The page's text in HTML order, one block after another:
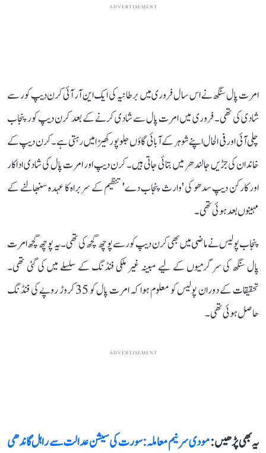
ADVERTISEMENT
امرت پال سنگھ نے اس سال فروری میں برطانیہ کی ایک این آر آئی کرن دیپ کور سے
شادی کی تھی۔ فروری میں امرت پال سے شادی کرنے کے بعد کرن دیپ کور پنجاب
چلی آئی اور فی الحال اپنے شوہر کے آبائی گاؤں جلو پور کھیڑا میں رہتی ہے۔ کرن دیپ کے
خاندان کی جڑیں جالندھر میں بتائی جاتی ہیں۔ کرن دیپ اور امرت پال کی شادی اداکار
اور کارکن دیپ سدھو کی 'وارث پنجاب دے' تنظیم کے سربراہ کا عہدہ سنبھالنے کے
مہینوں بعد ہوئی تھی۔
پنجاب پولیس نے ماضی میں بھی کرن دیپ کور سے پوچھ گچھ کی تھی۔ یہ پوچھ گچھ امرت
پال سنگھ کی سرگرمیوں کے لیے مبینہ غیر ملکی فنڈنگ ​​کے سلسلے میں کی گئی تھی۔
تحقیقات کے دوران پولیس کو معلوم ہوا کہ امرت پال کو 35 کروڑ روپے کی فنڈنگ
حاصل ہوئی تھی۔
ADVERTISEMENT
یہ بھی پڑھیں :مودی سرنیم معاملہ: سورت کی سیشن عدالت سے راہل گاندھی